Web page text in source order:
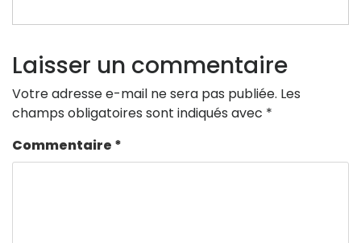
Laisser un commentaire
Votre adresse e-mail ne sera pas publiée. Les
champs obligatoires sont indiqués avec *
Commentaire *